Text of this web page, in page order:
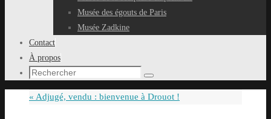
Musée des égouts de Paris
Musée Zadkine
Contact
À propos
Recherche
:
Rechercher
« Adjugé, vendu : bienvenue à Drouot !